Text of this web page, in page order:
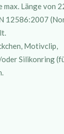
Länge von
12586:2007
Motivclip,
Silikonring